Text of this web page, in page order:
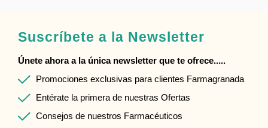
Suscríbete a la Newsletter
Únete ahora a la única newsletter que te ofrece.....
Promociones exclusivas para clientes Farmagranada
Entérate la primera de nuestras Ofertas
Consejos de nuestros Farmacéuticos